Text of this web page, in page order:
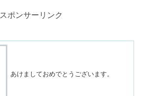
スポンサーリンク
あけましておめでとうございます。